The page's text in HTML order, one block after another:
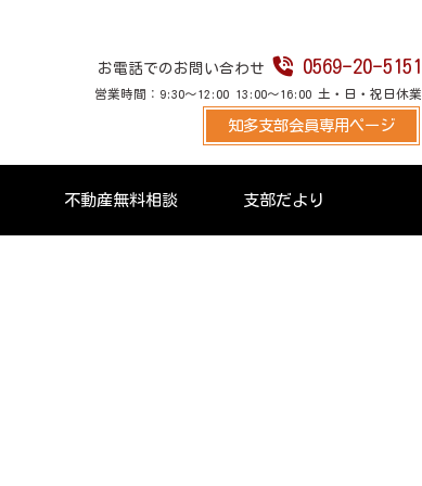
お電話でのお問い合わせ 0569-20-5151
営業時間：9:30～12:00 13:00～16:00 土・日・祝日休業
知多支部会員専用ページ
不動産無料相談 支部だより